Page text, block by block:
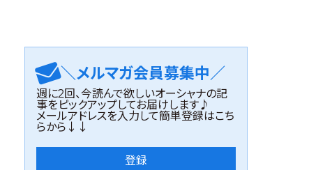
＼メルマガ会員募集中／
週に2回、今読んで欲しいオーシャナの記
事をピックアップしてお届けします♪
メールアドレスを入力して簡単登録はこち
らから↓↓
登録